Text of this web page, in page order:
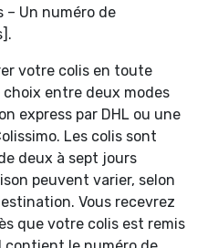
– Un numéro de
votre colis en toute
entre deux modes
express par DHL ou une
Les colis sont
deux à sept jours
peuvent varier, selon
Vous recevrez
que votre colis est remis